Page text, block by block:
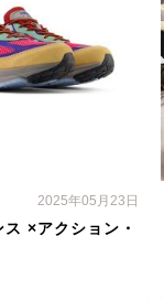
2025年05月23日
×アクション・